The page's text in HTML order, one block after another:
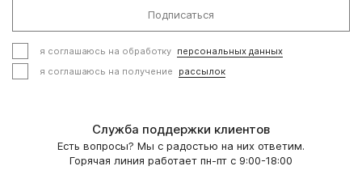
Подписаться
я соглашаюсь на обработку персональных данных
я соглашаюсь на получение
рассылок
Служба поддержки клиентов
Есть вопросы? Мы с радостью на них ответим.
Горячая линия работает пн-пт с 9:00-18:00